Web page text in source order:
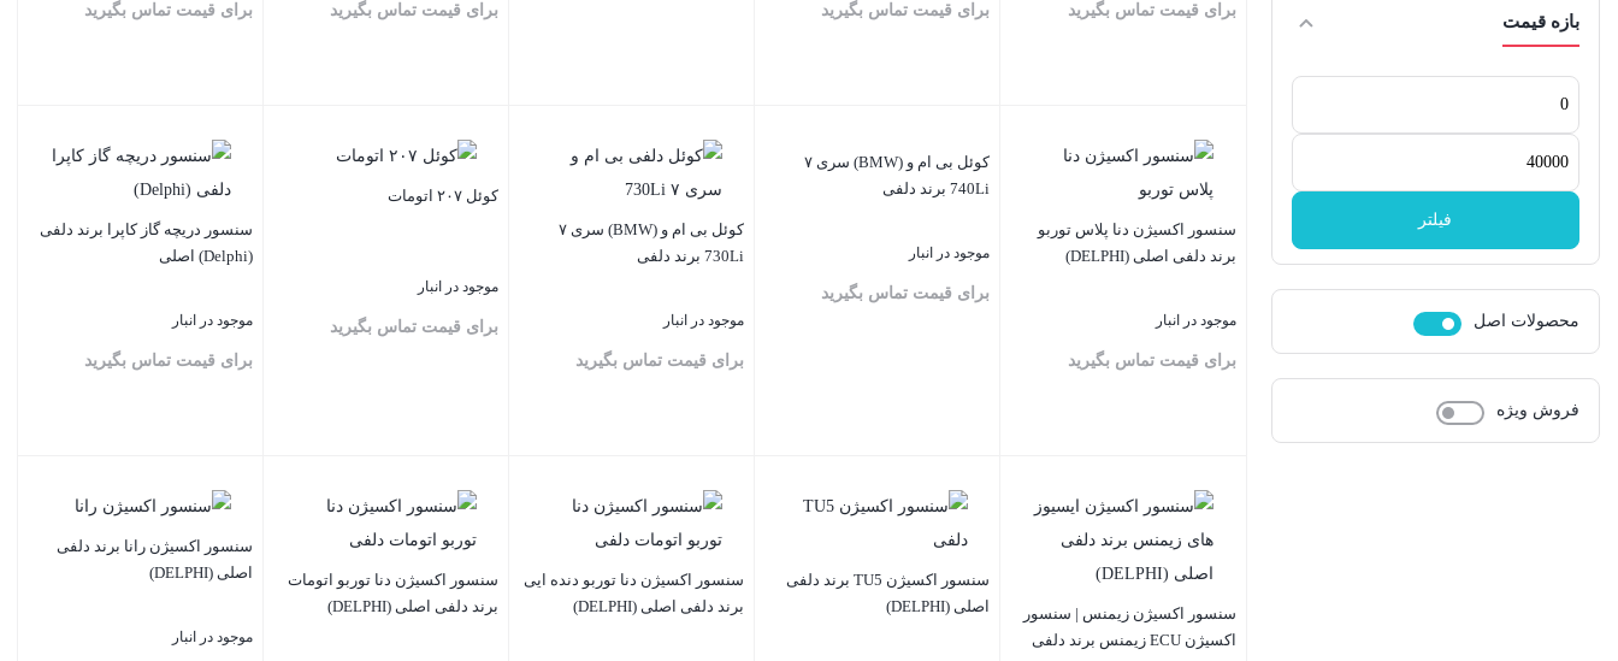
بازه قیمت
قیمت
قیمت
فیلتر
محصولات اصل
فروش ویژه
برای قیمت تماس بگیرید برای قیمت تماس بگیرید برای قیمت تماس بگیرید برای قیمت تماس بگیرید
سنسور اکسیژن دنا پلاس توربو
برند دلفی اصلی (DELPHI)
موجود در انبار
برای قیمت تماس بگیرید
کوئل بی ام و (BMW) سری ۷
740Li برند دلفی
موجود در انبار
برای قیمت تماس بگیرید
کوئل بی ام و (BMW) سری ۷
730Li برند دلفی
موجود در انبار
برای قیمت تماس بگیرید
کوئل ۲۰۷ اتومات
موجود در انبار
برای قیمت تماس بگیرید
سنسور دریچه گاز کاپرا برند دلفی
(Delphi) اصلی
موجود در انبار
برای قیمت تماس بگیرید
سنسور اکسیژن زیمنس | سنسور
اکسیژن ECU زیمنس برند دلفی
سنسور اکسیژن TU5 برند دلفی
اصلی (DELPHI)
سنسور اکسیژن دنا توربو دنده ایی
برند دلفی اصلی (DELPHI)
سنسور اکسیژن دنا توربو اتومات
برند دلفی اصلی (DELPHI)
سنسور اکسیژن رانا برند دلفی
اصلی (DELPHI)
موجود در انبار